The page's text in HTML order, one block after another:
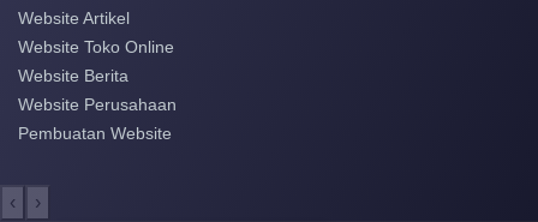
Website Artikel
Website Toko Online
Website Berita
Website Perusahaan
Pembuatan Website
‹ ›